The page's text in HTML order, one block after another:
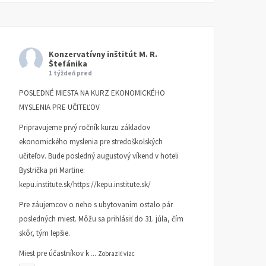
Konzervatívny inštitút M. R.
Štefánika
1 týždeň pred
POSLEDNÉ MIESTA NA KURZ EKONOMICKÉHO
MYSLENIA PRE UČITEĽOV
Pripravujeme prvý ročník kurzu základov
ekonomického myslenia pre stredoškolských
učiteľov. Bude posledný augustový víkend v hoteli
Bystrička pri Martine:
kepu.institute.sk/https://kepu.institute.sk/
Pre záujemcov o neho s ubytovaním ostalo pár
posledných miest. Môžu sa prihlásiť do 31. júla, čím
skôr, tým lepšie.
Miest pre účastníkov k ... Zobraziť viac